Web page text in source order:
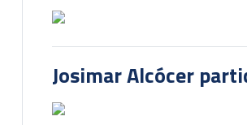
Josimar Alcócer